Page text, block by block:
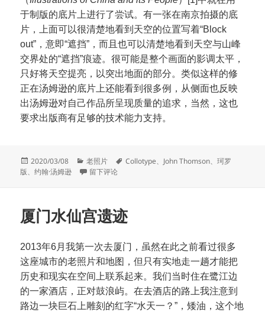
于制版的底片上进行了尝试。有一张在南京拍摄的底
片，上面可以很清楚地看到天空的位置写着“Block
out”，意即“遮挡”，而且也可以清楚地看到天空与山峰
交界处的“遮挡”痕迹。很可能是整个画面的影调太平，
只好将天空提亮，以突出地面的部分。类似这样的修
正在汤姆逊的底片上还能看到很多例，从侧面也反映
出汤姆逊对自己作品所呈现质量的追求，当然，这也
要求出版商有足够的技术能力支持。
发
布
2020/03/08
分
类
老照片
标
Collotype、 John Thomson、珂罗
版、约翰·汤姆逊 于从照片的修版说起
留下评论
厦门水仙宫遗迹
2013年6月我第一次去厦门，虽然在此之前看过很多
这座城市的老照片和地图，但只有实地走一趟才能把
历史和现实在空间上联系起来。我们当时住在鹭江边
的一家酒店，正对鼓浪屿。在去酒店的路上我注意到
路边一块巨石上雕刻的红字“水天一？”，矮油，这个地